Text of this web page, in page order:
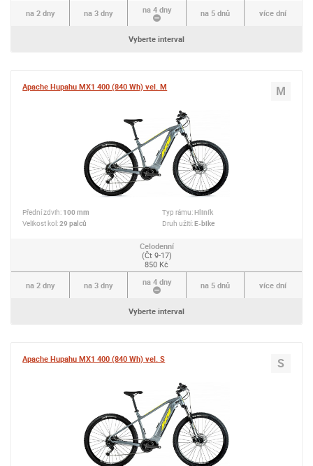
na 2 dny
na 3 dny na 4 dny na 5 dnů více dní
Vyberte interval
Apache Hupahu MX1 400 (840 Wh) vel. M M
Přední zdvih: 100 mm
Velikost kol:29 palců
Typ rámu:Hliník
Druh užití:E-bike
Celodenní
(Čt 9-17)
850 Kč
na 2 dny
na 3 dny na 4 dny na 5 dnů více dní
Vyberte interval
Apache Hupahu MX1 400 (840 Wh) vel. S S